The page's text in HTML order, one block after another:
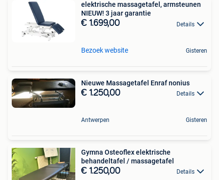
elektrische massagetafel, armsteunen
NIEUW! 3 jaar garantie
€ 1.699,00 Details
Bezoek website Gisteren
Nieuwe Massagetafel Enraf nonius
€ 1.250,00 Details
Antwerpen Gisteren
Gymna Osteoflex elektrische
behandeltafel / massagetafel
€ 1.250,00 Details